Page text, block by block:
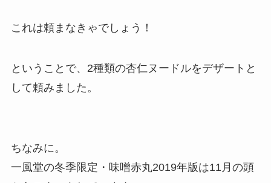
これは頼まなきゃでしょう！
ということで、2種類の杏仁ヌードルをデザートと
して頼みました。
ちなみに。
一風堂の冬季限定・味噌赤丸2019年版は11月の頭